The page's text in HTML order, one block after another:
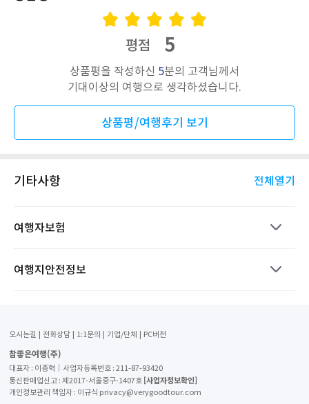
평점 5
상품평을 작성하신 5분의 고객님께서
기대이상의 여행으로 생각하셨습니다.
상품평/여행후기 보기
기타사항 전체열기
여행자보험
여행지안전정보
오시는길 전화상담 1:1문의 기업/단체 PC버전
참좋은여행(주)
대표자 : 이종혁│사업자등록번호 : 211-87-93420
통신판매업신고 : 제2017-서울중구-1407호 [사업자정보확인]
개인정보관리 책임자 : 이규식 privacy@verygoodtour.com